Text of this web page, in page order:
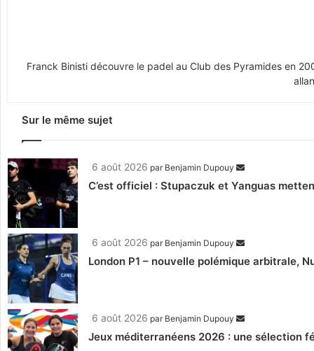
Franck Binisti découvre le padel au Club des Pyramides en
Sur le même sujet
6 août 2026 par Benjamin Dupouy
C’est officiel : Stupaczuk et Yanguas
6 août 2026 par Benjamin Dupouy
London P1 – nouvelle polémique arbitrale,
6 août 2026 par Benjamin Dupouy
Jeux méditerranéens 2026 : une sélection